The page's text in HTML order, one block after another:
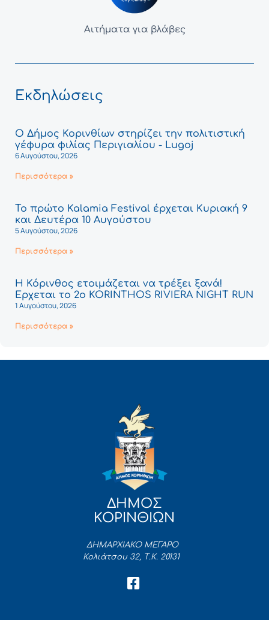
Αιτήματα για βλάβες
Εκδηλώσεις
Ο Δήμος Κορινθίων στηρίζει την πολιτιστική
γέφυρα φιλίας Περιγιαλίου - Lugoj
6 Αυγούστου, 2026
Περισσότερα »
Το πρώτο Kalamia Festival έρχεται Κυριακή 9
και Δευτέρα 10 Αυγούστου
5 Αυγούστου, 2026
Περισσότερα »
Η Κόρινθος ετοιμάζεται να τρέξει ξανά!
Έρχεται το 2ο KORINTHOS RIVIERA NIGHT RUN
1 Αυγούστου, 2026
Περισσότερα »
ΔΗΜΟΣ
ΚΟΡΙΝΘΙΩΝ
ΔΗΜΑΡΧΙΑΚΟ ΜΕΓΑΡΟ
Κολιάτσου 32, Τ.Κ. 20131